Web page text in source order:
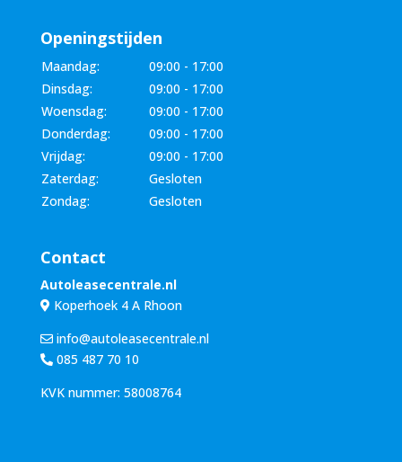
Openingstijden
Maandag:
09:00 - 17:00
Dinsdag:
09:00 - 17:00
Woensdag:
09:00 - 17:00
Donderdag:
09:00 - 17:00
Vrijdag:
09:00 - 17:00
Zaterdag:
Gesloten
Zondag:
Gesloten
Contact
Autoleasecentrale.nl
Koperhoek 4 A Rhoon
info@autoleasecentrale.nl
085 487 70 10
KVK nummer: 58008764